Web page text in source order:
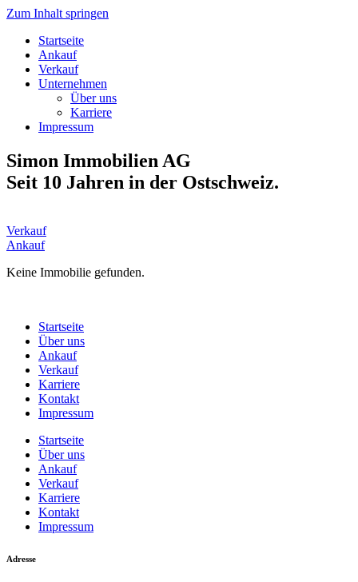
Zum Inhalt springen
Startseite
Ankauf
Verkauf
Unternehmen
Über uns
Karriere
Impressum
Simon Immobilien AG
Seit 10 Jahren in der Ostschweiz.
Verkauf
Ankauf
Keine Immobilie gefunden.
Startseite
Über uns
Ankauf
Verkauf
Karriere
Kontakt
Impressum
Startseite
Über uns
Ankauf
Verkauf
Karriere
Kontakt
Impressum
Adresse